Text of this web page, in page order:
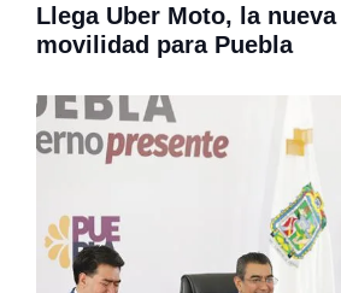
Llega Uber Moto, la
movilidad para Puebla